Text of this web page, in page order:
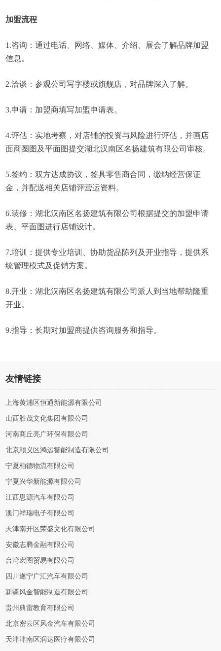
加盟流程
1.咨询：通过电话、网络、媒体、介绍、展会了解品牌加盟
信息。
2.洽谈：参观公司写字楼或旗舰店，对品牌深入了解。
3.申请：加盟商填写加盟申请表。
4.评估：实地考察，对店铺的投资与风险进行评估，并画店
面商圈图及平面图提交湖北汉南区名扬建筑有限公司审核。
5.签约：双方达成协议，签具零售商合同，缴纳经营保证
金，并配送相关店铺评营运资料。
6.装修：湖北汉南区名扬建筑有限公司根据提交的加盟申请
表、平面图进行店铺设计。
7.培训：提供专业培训、协助货品陈列及开业指导，提供系
统管理模式及促销方案。
8.开业：湖北汉南区名扬建筑有限公司派人到当地帮助隆重
开业。
9.指导：长期对加盟商提供咨询服务和指导。
友情链接
上海黄浦区恒通新能源有限公司
山西胜茂文化集团有限公司
河南商丘亮广环保有限公司
北京顺义区鸿运智能制造有限公司
宁夏柏德物流有限公司
宁夏兴华新能源有限公司
江西思源汽车有限公司
澳门祥瑞电子有限公司
天津南开区荣盛文化有限公司
安徽志腾金融有限公司
台湾宏图贸易有限公司
四川遂宁广汇汽车有限公司
新疆风金智能制造有限公司
贵州典雷教育有限公司
北京密云区风金汽车有限公司
天津津南区润达医疗有限公司